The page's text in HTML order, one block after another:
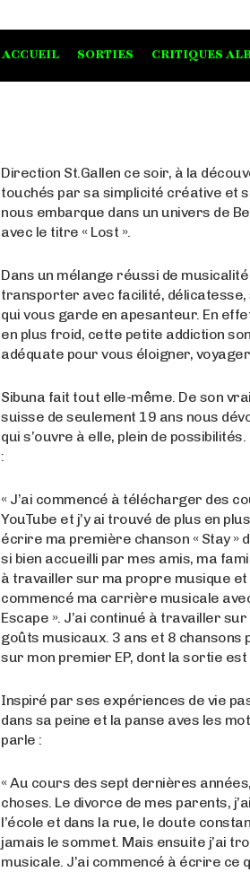
ACCUEIL SORTIES CRITIQUES
Direction St.Gallen ce soir, à la
touchés par sa simplicité créative et
nous embarque dans un univers de
avec le titre « Lost ».
Dans un mélange réussi de
transporter avec facilité,
qui vous garde en apesanteur. En
en plus froid, cette petite addiction
adéquate pour vous éloigner,
Sibuna fait tout elle-même. De son
suisse de seulement 19 ans nous
qui s’ouvre à elle, plein de
:
« J’ai commencé à télécharger des
YouTube et j’y ai trouvé de plus en
écrire ma première chanson « Stay »
si bien accueilli par mes amis, ma
à travailler sur ma propre musique et
commencé ma carrière musicale
Escape ». J’ai continué à travailler
goûts musicaux. 3 ans et 8
sur mon premier EP, dont la sortie est
Inspiré par ses expériences de vie
dans sa peine et la panse aves les
parle :
« Au cours des sept dernières
choses. Le divorce de mes parents,
l’école et dans la rue, le doute
jamais le sommet. Mais ensuite j’ai
musicale. J’ai commencé à écrire ce